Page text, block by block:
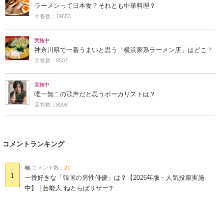
ラーメンって日本食？それとも中華料理？
回答数：19653
実施中
神奈川県で一番うまいと思う「横浜家系ラーメン店」はどこ？
回答数：8507
実施中
唯一無二の歌声だと思うボーカリストは？
回答数：8098
コメントランキング
1
コメント数： 21
一番好きな「韓国の男性俳優」は？【2026年版・人気投票実施
中】 | 芸能人 ねとらぼリサーチ